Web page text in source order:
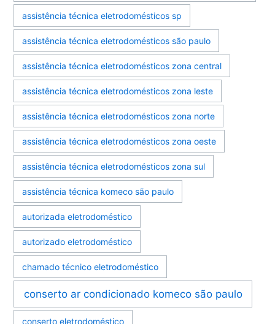
assistência técnica eletrodomésticos sp
assistência técnica eletrodomésticos são paulo
assistência técnica eletrodomésticos zona central
assistência técnica eletrodomésticos zona leste
assistência técnica eletrodomésticos zona norte
assistência técnica eletrodomésticos zona oeste
assistência técnica eletrodomésticos zona sul
assistência técnica komeco são paulo
autorizada eletrodoméstico
autorizado eletrodoméstico
chamado técnico eletrodoméstico
conserto ar condicionado komeco são paulo
conserto eletrodoméstico